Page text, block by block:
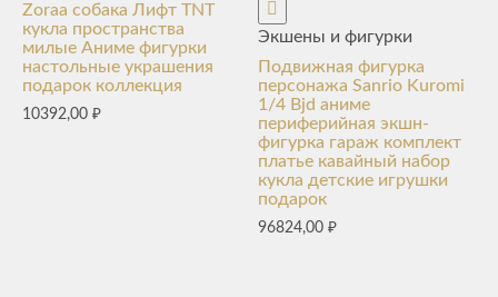
Zoraa собака Лифт TNT
кукла пространства
милые Аниме фигурки
настольные украшения
подарок коллекция
10392,00 ₽
Экшены и фигурки
Подвижная фигурка
персонажа Sanrio Kuromi
1/4 Bjd аниме
периферийная экшн-
фигурка гараж комплект
платье кавайный набор
кукла детские игрушки
подарок
96824,00₽